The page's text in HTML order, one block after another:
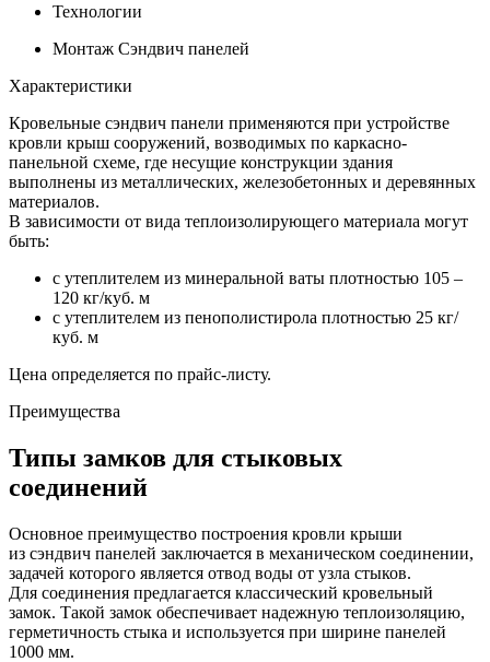
Технологии
Монтаж Сэндвич панелей
Характеристики
Кровельные сэндвич панели применяются при устройстве
кровли крыш сооружений, возводимых по каркасно-
панельной схеме, где несущие конструкции здания
выполнены из металлических, железобетонных и деревянных
материалов.
В зависимости от вида теплоизолирующего материала могут
быть:
с утеплителем из минеральной ваты плотностью 105 –
120 кг/куб. м
с утеплителем из пенополистирола плотностью 25 кг/
куб. м
Цена определяется по прайс-листу.
Преимущества
Типы замков для стыковых
соединений
Основное преимущество построения кровли крыши
из сэндвич панелей заключается в механическом соединении,
задачей которого является отвод воды от узла стыков.
Для соединения предлагается классический кровельный
замок. Такой замок обеспечивает надежную теплоизоляцию,
герметичность стыка и используется при ширине панелей
1000 мм.